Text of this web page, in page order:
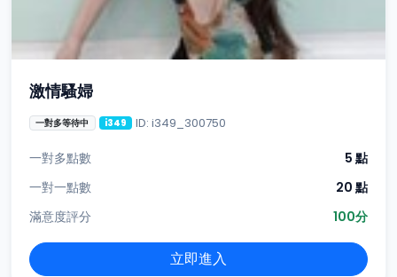
激情騷婦
一對多等待中 i349 ID: i349_300750
一對多點數
5 點
一對一點數
20 點
滿意度評分
100分
立即進入